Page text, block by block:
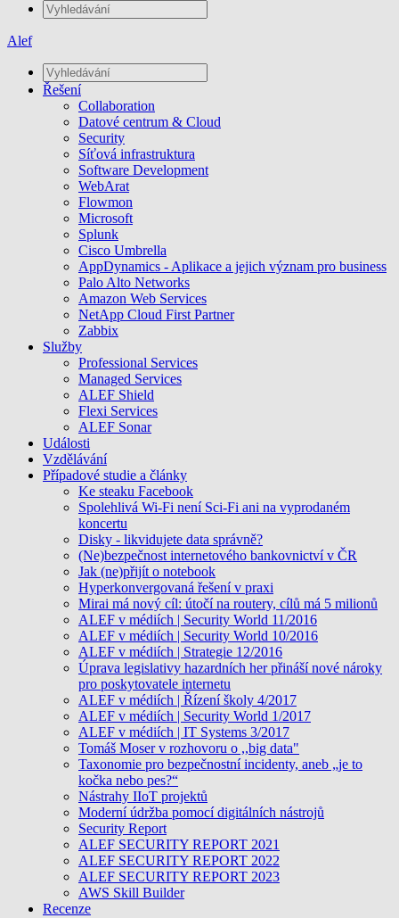
Alef
Řešení
Collaboration
Datové centrum & Cloud
Security
Síťová infrastruktura
Software Development
WebArat
Flowmon
Microsoft
Splunk
Cisco Umbrella
AppDynamics - Aplikace a jejich význam pro business
Palo Alto Networks
Amazon Web Services
NetApp Cloud First Partner
Zabbix
Služby
Professional Services
Managed Services
ALEF Shield
Flexi Services
ALEF Sonar
Události
Vzdělávání
Případové studie a články
Ke steaku Facebook
Spolehlivá Wi-Fi není Sci-Fi ani na vyprodaném
koncertu
Disky - likvidujete data správně?
(Ne)bezpečnost internetového bankovnictví v ČR
Jak (ne)přijít o notebook
Hyperkonvergovaná řešení v praxi
Mirai má nový cíl: útočí na routery, cílů má 5 milionů
ALEF v médiích | Security World 11/2016
ALEF v médiích | Security World 10/2016
ALEF v médiích | Strategie 12/2016
Úprava legislativy hazardních her přináší nové nároky
pro poskytovatele internetu
ALEF v médiích | Řízení školy 4/2017
ALEF v médiích | Security World 1/2017
ALEF v médiích | IT Systems 3/2017
Tomáš Moser v rozhovoru o ,,big data"
Taxonomie pro bezpečnostní incidenty, aneb „je to
kočka nebo pes?“
Nástrahy IIoT projektů
Moderní údržba pomocí digitálních nástrojů
Security Report
ALEF SECURITY REPORT 2021
ALEF SECURITY REPORT 2022
ALEF SECURITY REPORT 2023
AWS Skill Builder
Recenze